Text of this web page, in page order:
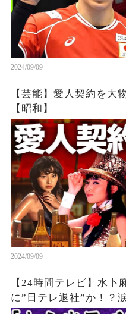
2024/09/09
【芸能】愛人契約を大
【昭和】
2024/09/09
【24時間テレビ】水卜
に”日テレ退社”か！？